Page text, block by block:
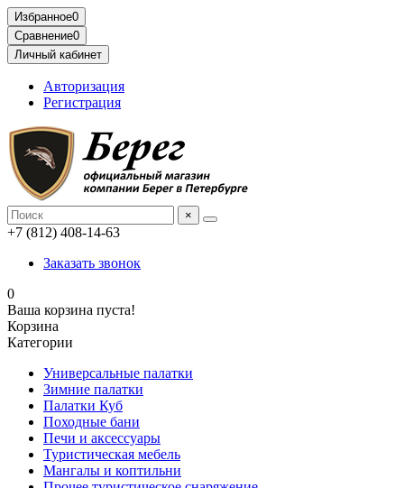
Избранное0
Сравнение0
Личный кабинет
Авторизация
Регистрация
×
+7 (812) 408-14-63
Заказать звонок
0
Ваша корзина пуста!
Корзина
Категории
Универсальные палатки
Зимние палатки
Палатки Куб
Походные бани
Печи и аксессуары
Туристическая мебель
Мангалы и коптильни